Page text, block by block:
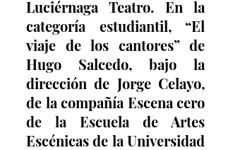
Luciérnaga Teatro. En la
categoría estudiantil, “El
viaje de los cantores” de
Hugo Salcedo, bajo la
dirección de Jorge Celayo,
de la compañía Escena cero
de la Escuela de Artes
Escénicas de la Universidad